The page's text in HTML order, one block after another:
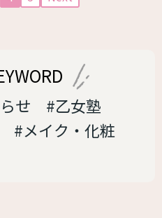
節の出っぱった骨の突起部分と、
関節の出っぱった骨の突起部分の
一周...
せ
#乙女塾
#メイク・化粧